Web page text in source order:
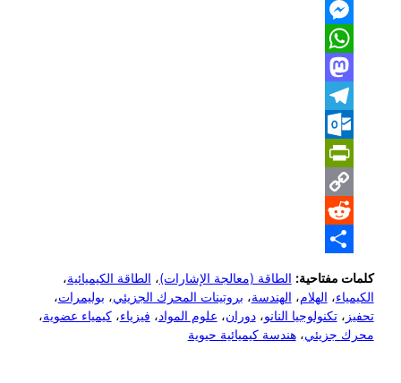
Gmail
Messenger
WhatsApp
Mastodon
Telegram
Outlook.com
PrintFriendly
Copy
Link
Reddit
كلمات مفتاحية: الطاقة (معالجة الإشارات)، الطاقة الكيميائية،
الكيمياء، الهلام، الهندسة، بروتينات المحرك الجزيئي، بوليمرات،
تحفيز ،تكنولوجيا النانو،دوران، علوم المواد، فيزياء،كيمياء عضوية،
محرك جزيئي،هندسة كيميائية حيوية